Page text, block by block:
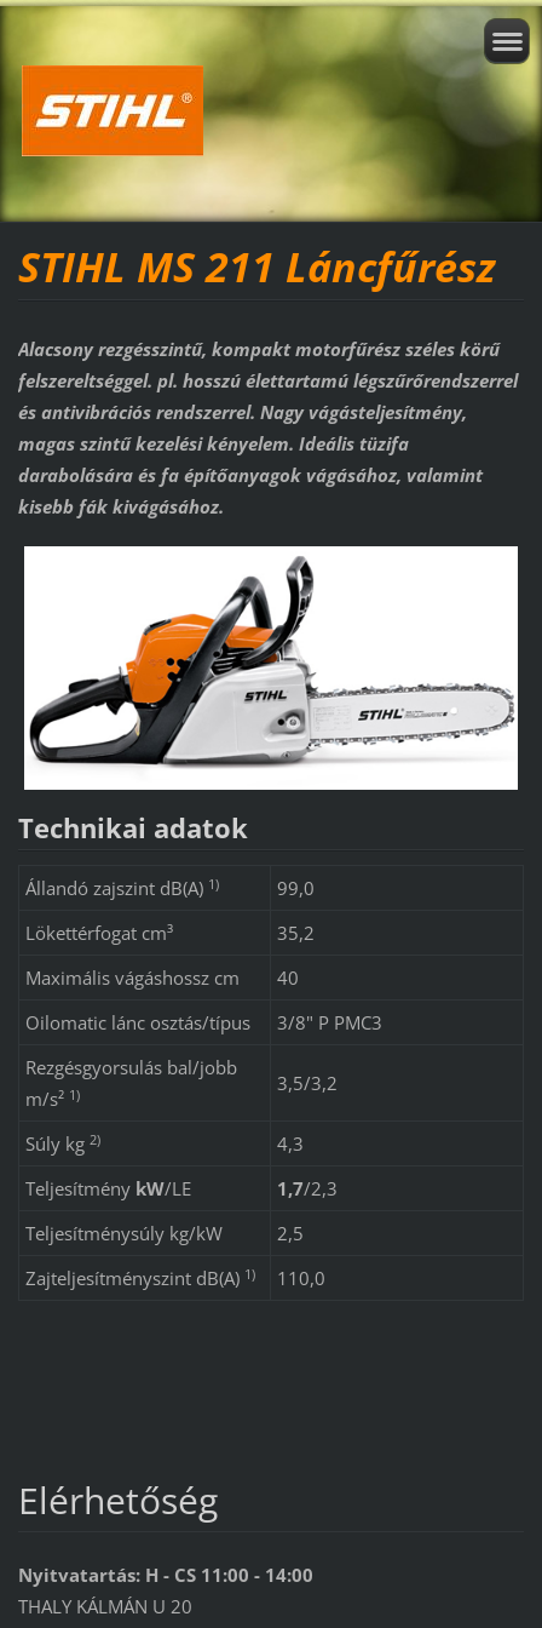
STIHL MS 211 Láncfűrész
Alacsony rezgésszintű, kompakt motorfűrész széles körű
felszereltséggel. pl. hosszú élettartamú légszűrőrendszerrel
és antivibrációs rendszerrel. Nagy vágásteljesítmény,
magas szintű kezelési kényelem. Ideális tüzifa
darabolására és fa építőanyagok vágásához, valamint
kisebb fák kivágásához.
Technikai adatok
Állandó zajszint dB(A) 1)
99,0
Lökettérfogat cm³
35,2
Maximális vágáshossz cm
40
Oilomatic lánc osztás/típus
3/8" P PMC3
Rezgésgyorsulás bal/jobb
m/s² 1) 3,5/3,2
Súly kg 2)
4,3
Teljesítmény kW/LE 1,7/2,3
Teljesítménysúly kg/kW
2,5
Zajteljesítményszint dB(A) 1) 110,0
Elérhetőség
Nyitvatartás: H - CS 11:00 - 14:00
THALY KÁLMÁN U 20